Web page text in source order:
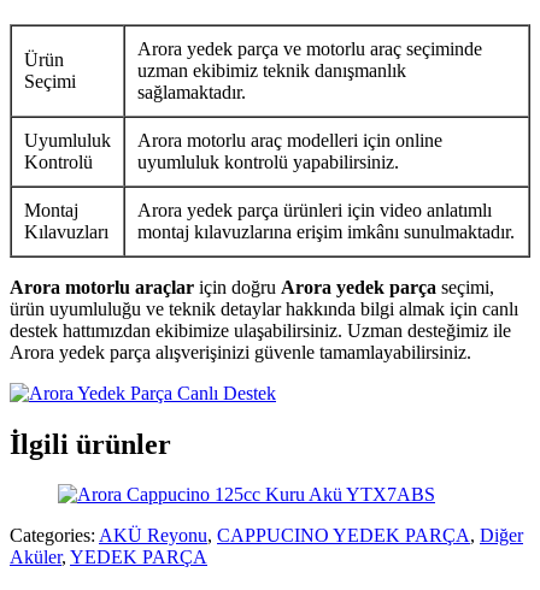
Ürün
Seçimi
Arora yedek parça ve motorlu araç seçiminde
uzman ekibimiz teknik danışmanlık
sağlamaktadır.
Uyumluluk
Kontrolü
Arora motorlu araç modelleri için online
uyumluluk kontrolü yapabilirsiniz.
Montaj
Kılavuzları
Arora yedek parça ürünleri için video anlatımlı
montaj kılavuzlarına erişim imkânı sunulmaktadır.
Arora motorlu araçlar için doğru Arora yedek parça seçimi,
ürün uyumluluğu ve teknik detaylar hakkında bilgi almak için canlı
destek hattımızdan ekibimize ulaşabilirsiniz. Uzman desteğimiz ile
Arora yedek parça alışverişinizi güvenle tamamlayabilirsiniz.
İlgili ürünler
Categories: AKÜ Reyonu, CAPPUCINO YEDEK PARÇA, Diğer
Aküler, YEDEK PARÇA